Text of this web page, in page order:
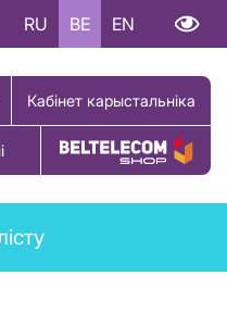
RU BE EN
Кабінет карыстальніка
Купіць тавар